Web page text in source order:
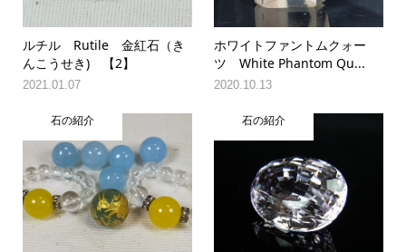
ルチル Rutile 金紅石（き
んこうせき) 【2】
2021.01.07
ホワイトファントムクォー
ツ White Phantom Qu...
2020.10.13
石の紹介 石の紹介